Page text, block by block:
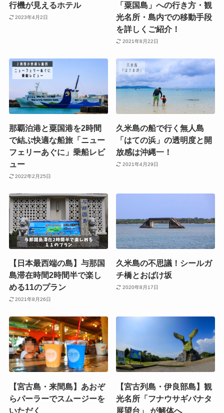
行機が見えるホテル
2023年4月2日
「粟国島」への行き方・観
光名所・島内での移動手段
を詳しくご紹介！
2021年8月22日
那覇泊港と粟国港を2時間
で結ぶ快適な船旅「ニュー
フェリーあぐに」乗船レビ
ュー
2022年2月25日
久米島の船で行く無人島
「はての浜」の透明度と開
放感は沖縄一！
2021年4月29日
【日本最西端の島】与那国
島滞在時間2時間半で楽し
める11のプラン
2021年8月26日
久米島の不思議！シールガ
チ橋とおばけ坂
2020年8月17日
【宮古島・来間島】あおぞ
らパーラーでスムージーを
いただく
【宮古列島・伊良部島】観
光名所「フナウサギバナタ
展望台」 が解体へ